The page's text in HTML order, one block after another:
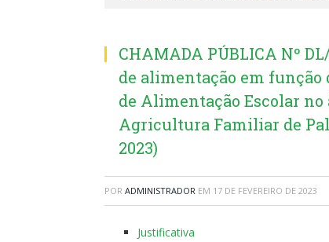
CHAMADA PÚBLICA Nº
de alimentação em função
de Alimentação Escolar no
Agricultura Familiar de
2023)
POR ADMINISTRADOR EM 17 DE FEVEREIRO DE 2023
Justificativa